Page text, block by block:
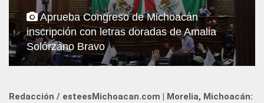
Aprueba Congreso de Michoacán
inscripción con letras doradas de Amalia
Solórzano Bravo
Redacción / esteesMichoacan.com | Morelia, Michoacán: